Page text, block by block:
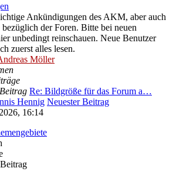
Ankündigungen des AKM, aber auch
der Foren. Bitte bei neuen
unbedingt reinschauen. Neue Benutzer
zuerst alles lesen.
Möller
Re: Bildgröße für das Forum a…
Hennig Neuester Beitrag
16:14